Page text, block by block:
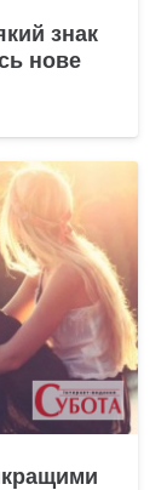
знак
нове